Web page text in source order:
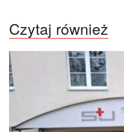
Czytaj również